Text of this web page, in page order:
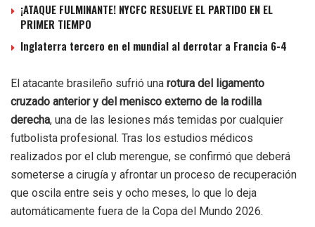
¡ATAQUE FULMINANTE! NYCFC RESUELVE EL PARTIDO EN EL
PRIMER TIEMPO
Inglaterra tercero en el mundial al derrotar a Francia 6-4
El atacante brasileño sufrió una rotura del ligamento
cruzado anterior y del menisco externo de la rodilla
derecha, una de las lesiones más temidas por cualquier
futbolista profesional. Tras los estudios médicos
realizados por el club merengue, se confirmó que deberá
someterse a cirugía y afrontar un proceso de recuperación
que oscila entre seis y ocho meses, lo que lo deja
automáticamente fuera de la Copa del Mundo 2026.